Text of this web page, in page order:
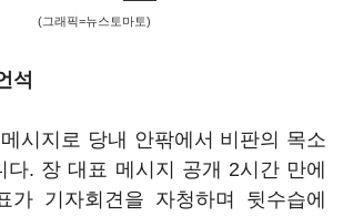
(그래픽=뉴스토마토)
석
시지로 당내 안팎에서 비판의 목소
다. 장 대표 메시지 공개 2시간 만에
가 기자회견을 자청하며 뒷수습에